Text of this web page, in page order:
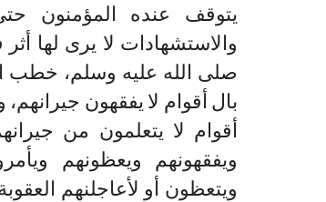
يتوقف عنده المؤمنون
والاستشهادات لا يرى لها
صلى الله عليه وسلم، خطب
بال أقوام لا يفقهون جيرانهم،
أقوام لا يتعلمون من
ويفقهونهم ويعظونهم
ويتعظون أو لأعاجلنهم